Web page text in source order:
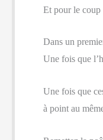
Et pour le coup
Dans un
Une fois que
Une fois que
à point au